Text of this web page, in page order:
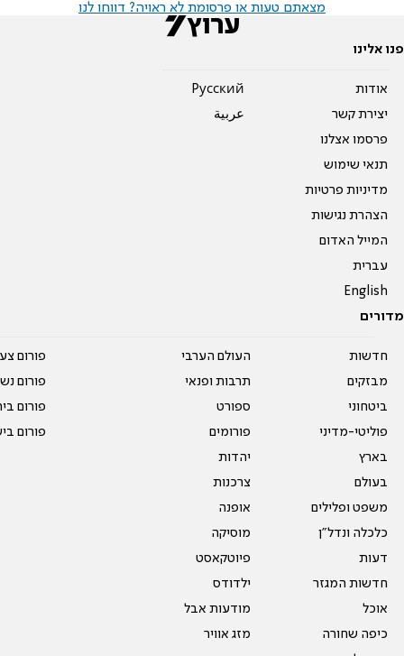
מצאתם טעות או פרסומת לא ראויה? דווחו לנו
פנו אלינו
אודות
יצירת קשר
פרסמו אצלנו
תנאי שימוש
מדיניות פרטיות
הצהרת נגישות
המייל האדום
עברית
English
Pусский
عربية
מדורים
חדשות
מבזקים
ביטחוני
פוליטי-מדיני
בארץ
בעולם
משפט ופלילים
כלכלה ונדל"ן
דעות
חדשות המגזר
אוכל
כיפה שחורה
העולם הערבי
תרבות ופנאי
ספורט
פורומים
יהדות
צרכנות
אופנה
מוסיקה
פיוטקאסט
ילדודס
מודעות אבל
מזג אוויר
פורום
פורום
פורום
פורום